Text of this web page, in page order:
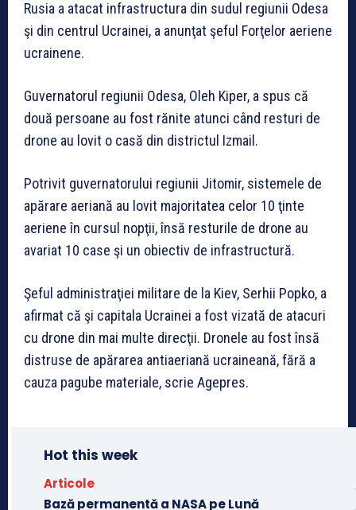
Rusia a atacat infrastructura din sudul regiunii Odesa
şi din centrul Ucrainei, a anunţat şeful Forţelor aeriene
ucrainene.
Guvernatorul regiunii Odesa, Oleh Kiper, a spus că
două persoane au fost rănite atunci când resturi de
drone au lovit o casă din districtul Izmail.
Potrivit guvernatorului regiunii Jitomir, sistemele de
apărare aeriană au lovit majoritatea celor 10 ţinte
aeriene în cursul nopţii, însă resturile de drone au
avariat 10 case şi un obiectiv de infrastructură.
Şeful administraţiei militare de la Kiev, Serhii Popko, a
afirmat că şi capitala Ucrainei a fost vizată de atacuri
cu drone din mai multe direcţii. Dronele au fost însă
distruse de apărarea antiaeriană ucraineană, fără a
cauza pagube materiale, scrie Agepres.
Hot this week
Articole
Bază permanentă a NASA pe Lună